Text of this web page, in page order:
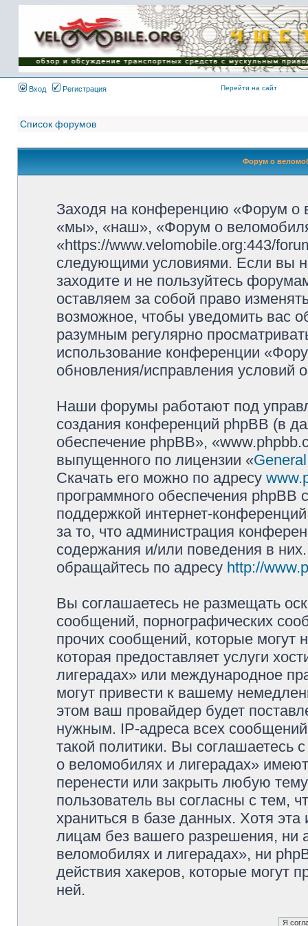
Имя пользователя:
Пароль:
{ LOG_ME_IN_SHORT
}
Вход
Регистрация Перейти на сайт
Список форумов
Форум о
Заходя на конференцию «Форум о
«мы», «наш», «Форум о
«https://www.velomobile.org:443/
следующими условиями. Если вы
заходите и не пользуйтесь
оставляем за собой право
возможное, чтобы уведомить вас
разумным регулярно
использование конференции
обновления/исправления условий
Наши форумы работают под
создания конференций phpBB (в
обеспечение phpBB»,
выпущенного по лицензии «
Скачать его можно по адресу
программного обеспечения phpBB
поддержкой интернет-
за то, что администрация
содержания и/или поведения в
обращайтесь по адресу http://
Вы соглашаетесь не размещать
сообщений, порнографических
прочих сообщений, которые могут
которая предоставляет услуги
лигерадах» или международное
могут привести к вашему
этом ваш провайдер будет
нужным. IP-адреса всех
такой политики. Вы
о веломобилях и лигерадах»
перенести или закрыть любую
пользователь вы согласны с тем,
храниться в базе данных. Хотя
лицам без вашего разрешения, ни
веломобилях и лигерадах», ни
действия хакеров, которые могут
ней.